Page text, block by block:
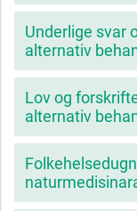
Underlige svar
alternativ
Lov og
alternativ